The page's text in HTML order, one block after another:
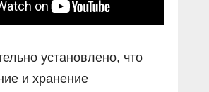
установлено, что
и хранение